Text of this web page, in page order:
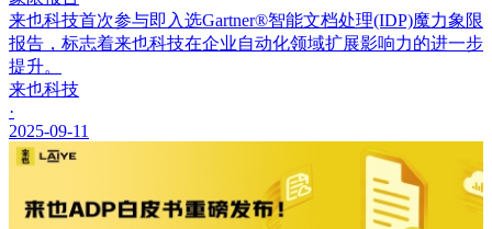
来也科技首次参与即入选Gartner®智能文档处理(IDP)魔力象限
报告，标志着来也科技在企业自动化领域扩展影响力的进一步
提升。
来也科技
·
2025-09-11